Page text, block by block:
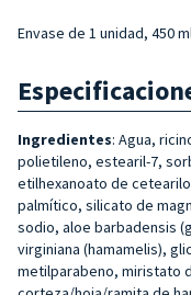
Envase de 1 unidad, 450
Ingredientes: Agua,
polietileno, estearil-7,
etilhexanoato de
palmítico, silicato de
sodio, aloe barbadensis
virginiana (hamamelis),
metilparabeno, miristato